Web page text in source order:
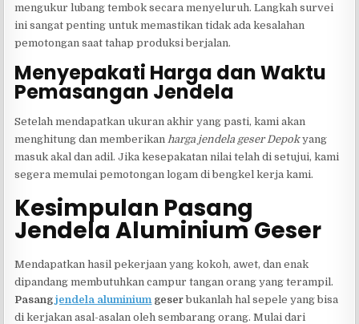
mengukur lubang tembok secara menyeluruh. Langkah survei
ini sangat penting untuk memastikan tidak ada kesalahan
pemotongan saat tahap produksi berjalan.
Menyepakati Harga dan Waktu
Pemasangan Jendela
Setelah mendapatkan ukuran akhir yang pasti, kami akan
menghitung dan memberikanharga jendela geser Depokyang
masuk akal dan adil. Jika kesepakatan nilai telah di setujui, kami
segera memulai pemotongan logam di bengkel kerja kami.
Kesimpulan Pasang
Jendela Aluminium Geser
Mendapatkan hasil pekerjaan yang kokoh, awet, dan enak
dipandang membutuhkan campur tangan orang yang terampil.
Pasangjendela aluminium geserbukanlah hal sepele yang bisa
di kerjakan asal-asalan oleh sembarang orang. Mulai dari